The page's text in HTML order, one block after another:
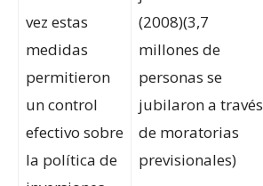
vez estas
medidas
permitieron
un control
efectivo sobre
la política de
(2008)(3,7
millones de
personas se
jubilaron a través
de moratorias
previsionales)